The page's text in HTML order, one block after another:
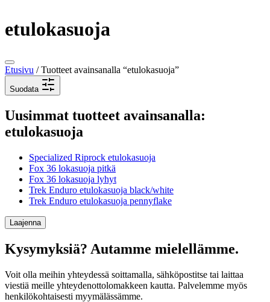
etulokasuoja
Etusivu / Tuotteet avainsanalla “etulokasuoja”
Suodata
Uusimmat tuotteet avainsanalla:
etulokasuoja
Specialized Riprock etulokasuoja
Fox 36 lokasuoja pitkä
Fox 36 lokasuoja lyhyt
Trek Enduro etulokasuoja black/white
Trek Enduro etulokasuoja pennyflake
Laajenna
Kysymyksiä? Autamme mielellämme.
Voit olla meihin yhteydessä soittamalla, sähköpostitse tai laittaa
viestiä meille yhteydenottolomakkeen kautta. Palvelemme myös
henkilökohtaisesti myymälässämme.